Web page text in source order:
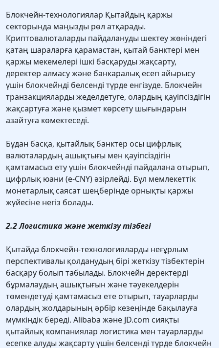
Блокчейн-технологиялар Қытайдың қаржы
секторында маңызды рөл атқарады.
Криптовалюталарды пайдалануды шектеу жөніндегі
қатаң шараларға қарамастан, қытай банктері мен
қаржы мекемелері ішкі басқаруды жақсарту,
деректер алмасу және банкаралық есеп айырысу
үшін блокчейнді белсенді түрде енгізуде. Блокчейн
транзакцияларды жеделдетуге, олардың қауіпсіздігін
жақсартуға және қызмет көрсету шығындарын
азайтуға көмектеседі.
Бұдан басқа, қытайлық банктер осы цифрлық
валюталардың ашықтығы мен қауіпсіздігін
қамтамасыз ету үшін блокчейнді пайдалана отырып,
цифрлық юани (e-CNY) әзірлейді. Бұл мемлекеттiк
монетарлық саясат шеңберiнде орнықты қаржы
жүйесiне негiз болады.
2.2 Логистика және жеткізу тізбегі
Қытайда блокчейн-технологияларды неғұрлым
перспективалы қолданудың бірі жеткізу тізбектерін
басқару болып табылады. Блокчейн деректерді
бұрмалаудың ашықтығын және тәуекелдерін
төмендетуді қамтамасыз ете отырып, тауарларды
олардың жолдарының әрбір кезеңінде бақылауға
мүмкіндік береді. Alibaba және JD.com сияқты
қытайлық компаниялар логистика мен тауарларды
есепке алуды жақсарту үшін белсенді түрде блокчейн